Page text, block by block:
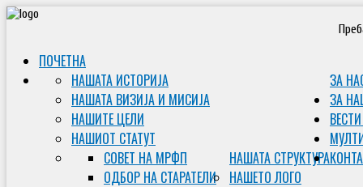
ПОЧЕТНА
ЗА
НАШАТА ИСТОРИЈА
НАШАТА ВИЗИЈА И МИСИЈА
НАШИТЕ ЦЕЛИ
НАШИОТ СТАТУТ
НАШАТА СТРУКТУРА
СОВЕТ НА МРФП
ОДБОР НА СТАРАТЕЛИ
НАШЕТО ЛОГО
ЗА